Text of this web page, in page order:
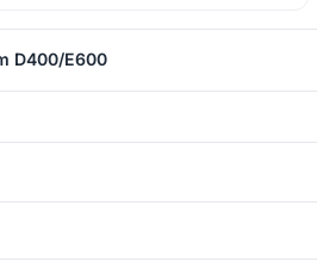
D400/E600